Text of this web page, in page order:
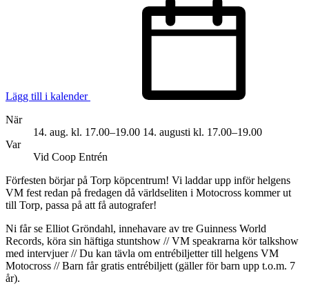
Lägg till i kalender
När
14. aug. kl. 17.00–19.00 14. augusti kl. 17.00–19.00
Var
Vid Coop Entrén
Förfesten börjar på Torp köpcentrum! Vi laddar upp inför helgens
VM fest redan på fredagen då världseliten i Motocross kommer ut
till Torp, passa på att få autografer!
Ni får se Elliot Gröndahl, innehavare av tre Guinness World
Records, köra sin häftiga stuntshow // VM speakrarna kör talkshow
med intervjuer // Du kan tävla om entrébiljetter till helgens VM
Motocross // Barn får gratis entrébiljett (gäller för barn upp t.o.m. 7
år).